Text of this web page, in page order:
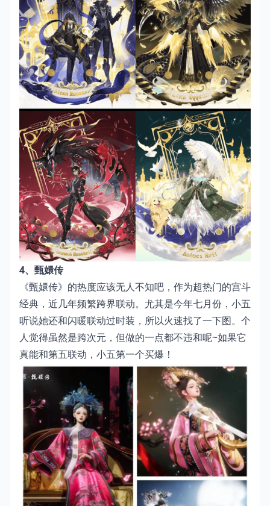
4、甄嬛传
《甄嬛传》的热度应该无人不知吧，作为超热门的宫斗
经典，近几年频繁跨界联动。尤其是今年七月份，小五
听说她还和闪暖联动过时装，所以火速找了一下图。个
人觉得虽然是跨次元，但做的一点都不违和呢~如果它
真能和第五联动，小五第一个买爆！